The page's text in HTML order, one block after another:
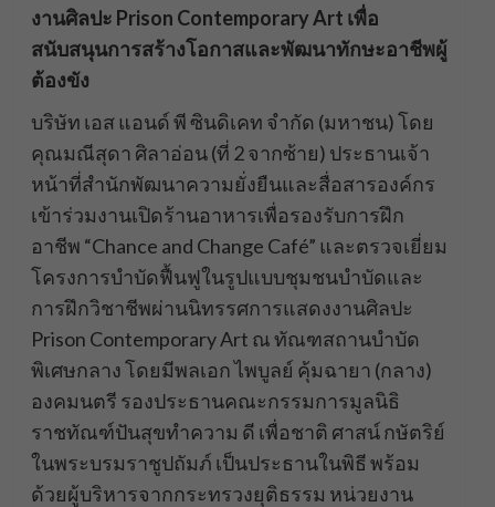
งานศิลปะ Prison Contemporary Art เพื่อ
สนับสนุนการสร้างโอกาสและพัฒนาทักษะอาชีพผู้
ต้องขัง
บริษัท เอส แอนด์ พี ซินดิเคท จำกัด (มหาชน) โดย
คุณมณีสุดา ศิลาอ่อน (ที่ 2 จากซ้าย) ประธานเจ้า
หน้าที่สำนักพัฒนาความยั่งยืนและสื่อสารองค์กร
เข้าร่วมงานเปิดร้านอาหารเพื่อรองรับการฝึก
อาชีพ “Chance and Change Café” และตรวจเยี่ยม
โครงการบำบัดฟื้นฟูในรูปแบบชุมชนบำบัดและ
การฝึกวิชาชีพผ่านนิทรรศการแสดงงานศิลปะ
Prison Contemporary Art ณ ทัณฑสถานบำบัด
พิเศษกลาง โดยมีพลเอก ไพบูลย์ คุ้มฉายา (กลาง)
องคมนตรี รองประธานคณะกรรมการมูลนิธิ
ราชทัณฑ์ปันสุขทำความ ดี เพื่อชาติ ศาสน์ กษัตริย์
ในพระบรมราชูปถัมภ์ เป็นประธานในพิธี พร้อม
ด้วยผู้บริหารจากกระทรวงยุติธรรม หน่วยงาน